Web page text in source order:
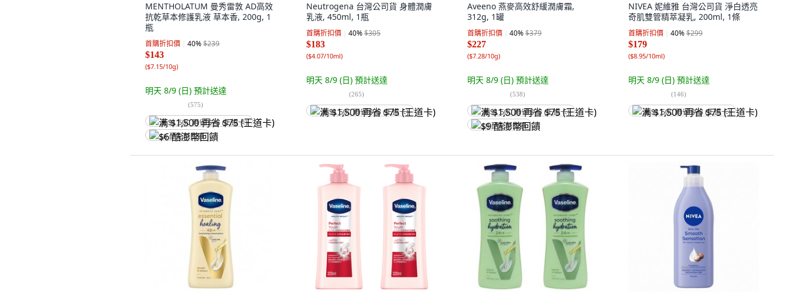
MENTHOLATUM 曼秀雷敦 AD高效
抗乾草本修護乳液 草本香, 200g, 1
瓶
首購折扣價 40%$239
$143
($7.15/10g)
明天 8/9 (日) 預計送達
(575)
满 $1,500 再省 $75 (王道卡)
$6 酷澎幣回饋
Neutrogena 台灣公司貨 身體潤膚
乳液, 450ml, 1瓶
首購折扣價 40%$305
$183
($4.07/10ml)
明天 8/9 (日) 預計送達
(265)
满 $1,500 再省 $75 (王道卡)
Aveeno 燕麥高效舒緩潤膚霜,
312g, 1罐
首購折扣價 40%$379
$227
($7.28/10g)
明天 8/9 (日) 預計送達
(538)
满 $1,500 再省 $75 (王道卡)
$9 酷澎幣回饋
NIVEA 妮維雅 台灣公司貨 淨白透亮
奇肌雙管精萃凝乳, 200ml, 1條
首購折扣價 40%$299
$179
($8.95/10ml)
明天 8/9 (日) 預計送達
(146)
满 $1,500 再省 $75 (王道卡)